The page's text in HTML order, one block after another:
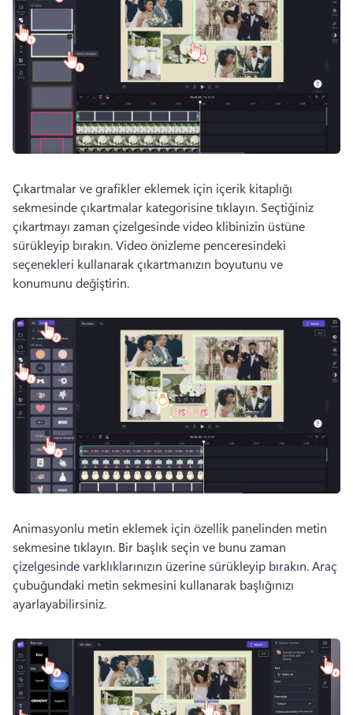
Çıkartmalar ve grafikler eklemek için içerik kitaplığı
sekmesinde çıkartmalar kategorisine tıklayın. Seçtiğiniz
çıkartmayı zaman çizelgesinde video klibinizin üstüne
sürükleyip bırakın. Video önizleme penceresindeki
seçenekleri kullanarak çıkartmanızın boyutunu ve
konumunu değiştirin.
Animasyonlu metin eklemek için özellik panelinden metin
sekmesine tıklayın. Bir başlık seçin ve bunu zaman
çizelgesinde varklıklarınızın üzerine sürükleyip bırakın. Araç
çubuğundaki metin sekmesini kullanarak başlığınızı
ayarlayabilirsiniz.